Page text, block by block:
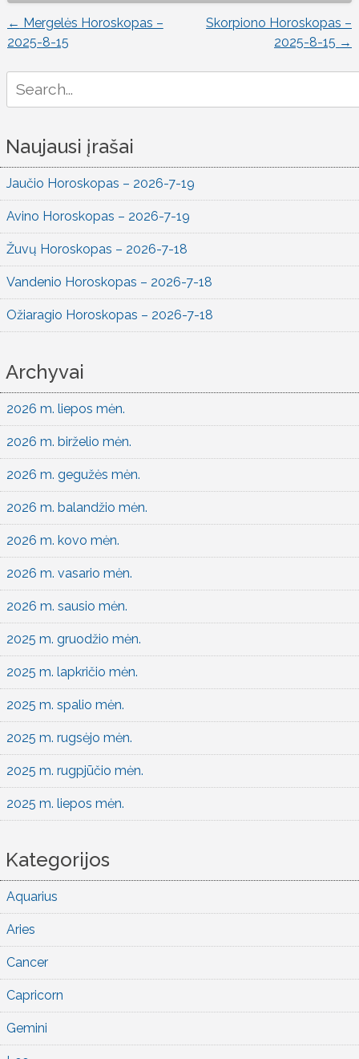
Įrašo
naršymas
← Mergelės Horoskopas –
2025-8-15
Skorpiono Horoskopas –
2025-8-15 →
for:
Naujausi įrašai
Jaučio Horoskopas – 2026-7-19
Avino Horoskopas – 2026-7-19
Žuvų Horoskopas – 2026-7-18
Vandenio Horoskopas – 2026-7-18
Ožiaragio Horoskopas – 2026-7-18
Archyvai
2026 m. liepos mėn.
2026 m. birželio mėn.
2026 m. gegužės mėn.
2026 m. balandžio mėn.
2026 m. kovo mėn.
2026 m. vasario mėn.
2026 m. sausio mėn.
2025 m. gruodžio mėn.
2025 m. lapkričio mėn.
2025 m. spalio mėn.
2025 m. rugsėjo mėn.
2025 m. rugpjūčio mėn.
2025 m. liepos mėn.
Kategorijos
Aquarius
Aries
Cancer
Capricorn
Gemini